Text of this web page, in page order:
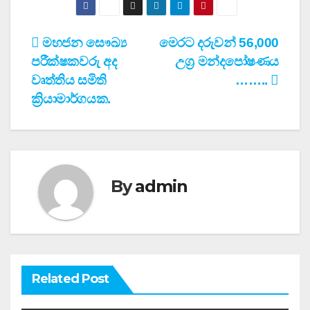
Post
navigation
මෙරට දරුවන් 56,000
උග්‍ර මන්දපෝෂණය
……..
මහජන සෞඛ්‍ය
පරීක්ෂකවරු අද
වෘත්තිය සමිති
ක්‍රියාමාර්ගයක.
Byadmin
Related Post